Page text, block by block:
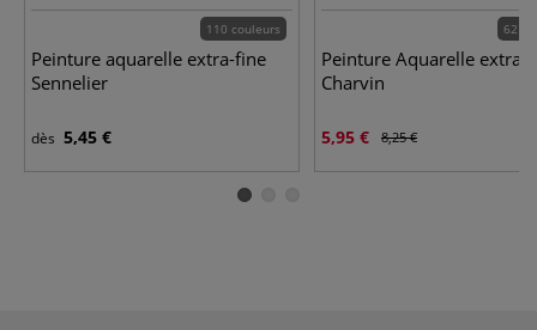
110 couleurs
Peinture aquarelle extra-fine
Sennelier
dès 5,45 €
62
Peinture Aquarelle extra-
Charvin
5,95 € 8,25 €